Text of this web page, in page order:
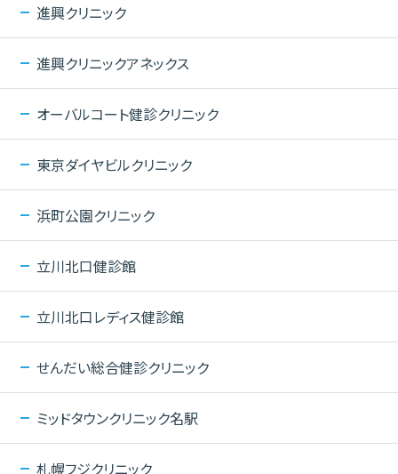
進興クリニック
進興クリニックアネックス
オーバルコート健診クリニック
東京ダイヤビルクリニック
浜町公園クリニック
立川北口健診館
立川北口レディス健診館
せんだい総合健診クリニック
ミッドタウンクリニック名駅
札幌フジクリニック